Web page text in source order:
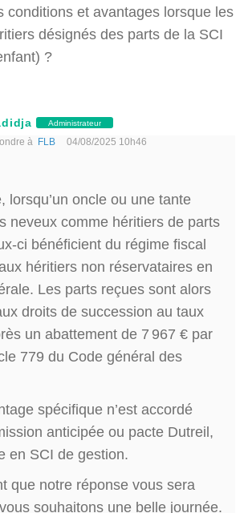
conditions et avantages lorsque les
désignés des parts de la SCI
?
Administrateur
à FLB 04/08/2025 10h46
lorsqu’un oncle ou une tante
neveux comme héritiers de parts
ci bénéficient du régime fiscal
héritiers non réservataires en
Les parts reçues sont alors
droits de succession au taux
un abattement de 7 967 € par
779 du Code général des
spécifique n’est accordé
anticipée ou pacte Dutreil,
en SCI de gestion.
que notre réponse vous sera
souhaitons une belle journée.